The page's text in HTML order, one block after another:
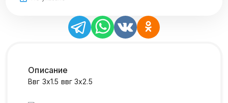
Описание
Ввг 3х1.5 ввг 3х2.5